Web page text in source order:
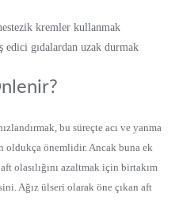
kremler kullanmak
edici gıdalardan uzak durmak
bu süreçte acı ve yanma
oldukça önemlidir. Ancak buna ek
olasılığını azaltmak için birtakım
Ağız ülseri olarak öne çıkan aft